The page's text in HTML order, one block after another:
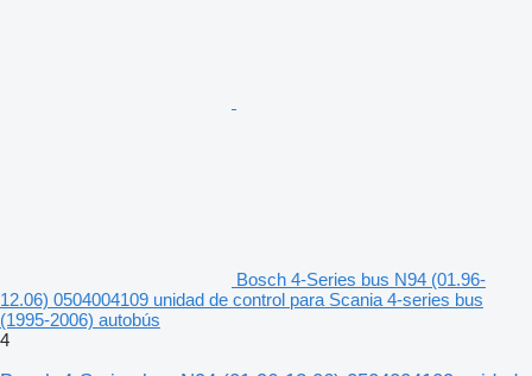
Bosch 4-Series bus N94 (01.96-
12.06) 0504004109 unidad de control para Scania 4-series bus
(1995-2006) autobús
4